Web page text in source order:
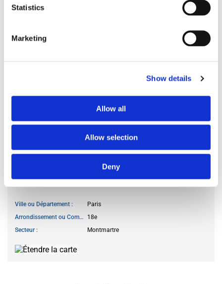
Statistics
Marketing
Show details
Allow all
Allow selection
Deny
disponible
LOCALISATION
Ville ou Département
Paris
Arrondissement ou Commune
18e
Secteur
Montmartre